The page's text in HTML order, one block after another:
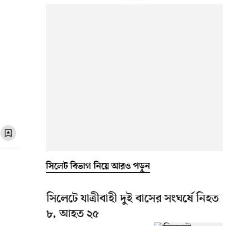
সিলেট বিভাগ নিয়ে আরও পড়ুন
সিলেটে যাত্রীবাহী দুই বাসের সংঘর্ষে নিহত
৮, আহত ২৫